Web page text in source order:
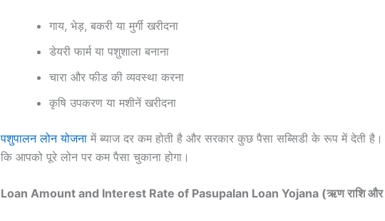
गाय, भेड़, बकरी या मुर्गी खरीदना
डेयरी फार्म या पशुशाला बनाना
चारा और फीड की व्यवस्था करना
कृषि उपकरण या मशीनें खरीदना
पशुपालन लोन योजना में ब्याज दर कम होती है और सरकार कुछ पैसा सब्सिडी के रूप में देती
कि आपको पूरे लोन पर कम पैसा चुकाना होगा।
Loan Amount and Interest Rate of Pasupalan Loan Yojana (ऋण राशि और